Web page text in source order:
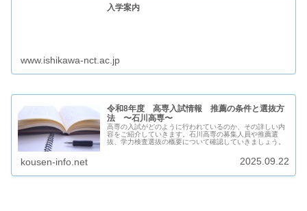
入学案内
www.ishikawa-nct.ac.jp
令和8年度 高専入試情報 推薦の条件と選抜方
法 〜石川高専〜
高専の入試がどのように行われているのか、その詳しい内
容をご紹介していきます。石川高専の募集人員や推薦選
抜、学力検査選抜の概要について確認していきましょう。
kousen-info.net 2025.09.22